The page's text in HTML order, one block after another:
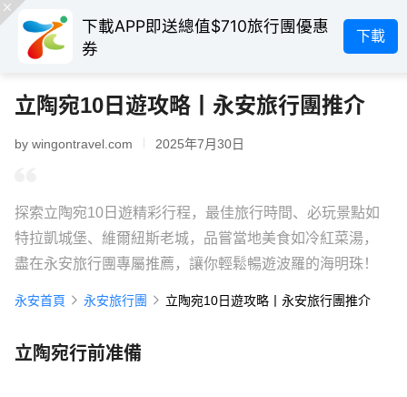
下載APP即送總值$710旅行團優惠
券
下載
立陶宛10日遊攻略丨永安旅行團推介
by wingontravel.com 2025年7月30日
探索立陶宛10日遊精彩行程，最佳旅行時間、必玩景點如
特拉凱城堡、維爾紐斯老城，品嘗當地美食如冷紅菜湯，
盡在永安旅行團專屬推薦，讓你輕鬆暢遊波羅的海明珠！
永安首頁 永安旅行團 立陶宛10日遊攻略丨永安旅行團推介
立陶宛行前准備